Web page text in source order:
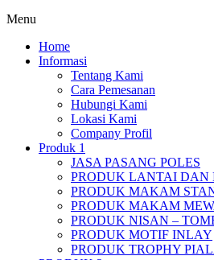
Menu
Home
Informasi
Tentang Kami
Cara Pemesanan
Hubungi Kami
Lokasi Kami
Company Profil
Produk 1
JASA PASANG POLES
PRODUK LANTAI DAN
PRODUK MAKAM
PRODUK MAKAM
PRODUK NISAN –
PRODUK MOTIF INLAY
PRODUK TROPHY